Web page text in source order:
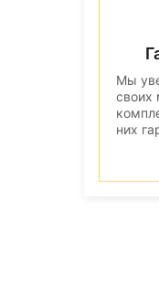
Мы
своих
них